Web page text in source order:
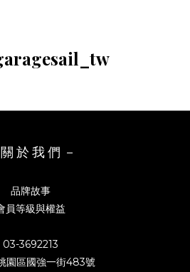
關 於 我 們 －
品牌故事
員等級與權益
03-3692213
園區國強一街483號